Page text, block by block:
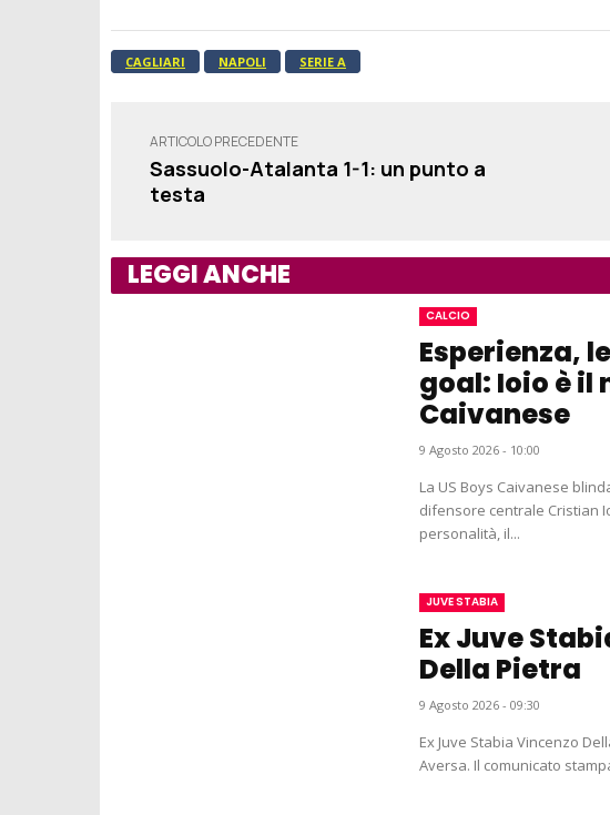
CAGLIARI NAPOLI SERIE A
ARTICOLO PRECEDENTE
Sassuolo-Atalanta 1-1: un punto a
testa
LEGGI ANCHE
CALCIO
Esperienza,
goal: Ioio è il
Caivanese
9 Agosto 2026 - 10:00
La US Boys Caivanese
difensore centrale Cristian
personalità, il...
JUVE STABIA
Ex Juve
Della Pietra
9 Agosto 2026 - 09:30
Ex Juve Stabia Vincenzo